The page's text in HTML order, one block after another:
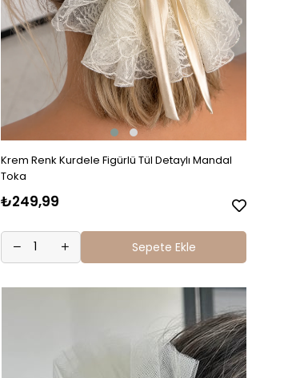
Krem Renk Kurdele Figürlü Tül Detaylı Mandal
Toka
₺249,99
Sepete Ekle